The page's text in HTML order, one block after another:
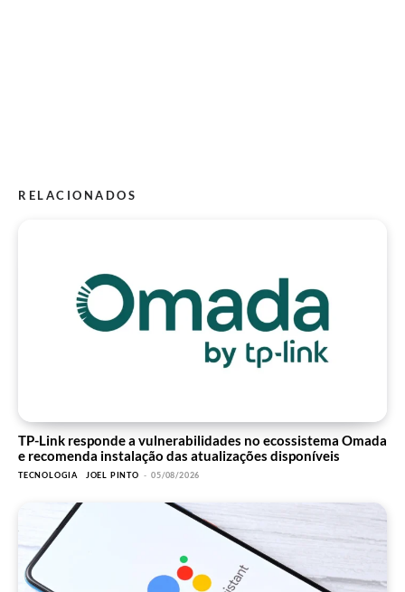
RELACIONADOS
TP-Link responde a vulnerabilidades no ecossistema Omada
e recomenda instalação das atualizações disponíveis
TECNOLOGIA JOEL PINTO - 05/08/2026